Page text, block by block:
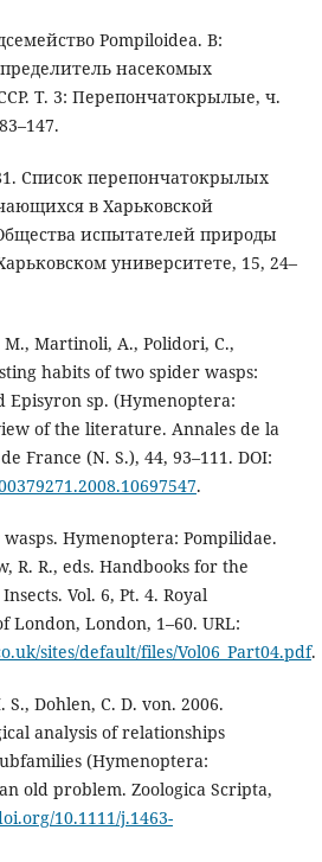
Pompiloidea. В:
насекомых
Т. 3: Перепончатокрылые, ч.
Список перепончатокрылых
в Харьковской
испытателей природы
университете, 15, 24–
Martinoli, A., Polidori, C.,
habits of two spider wasps:
Episyron sp. (Hymenoptera:
of the literature. Annales de la
France (N. S.), 44, 93–111. DOI:
.
wasps. Hymenoptera: Pompilidae.
R. R., eds. Handbooks for the
Vol. 6, Pt. 4. Royal
London, London, 1–60. URL:
sites/default/files/Vol06_Part04.pdf.
S., Dohlen, C. D. von. 2006.
analysis of relationships
(Hymenoptera:
old problem. Zoologica Scripta,
10.1111/j.1463-